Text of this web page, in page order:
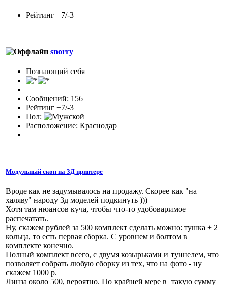
Рейтинг +7/-3
snorry
Познающий себя
Сообщений: 156
Рейтинг +7/-3
Пол:
Расположение: Краснодар
Модульный скоп на 3Д принтере
Вроде как не задумывалось на продажу. Скорее как "на
халяву" народу 3д моделей подкинуть )))
Хотя там нюансов куча, чтобы что-то удобоваримое
распечатать.
Ну, скажем рублей за 500 комплект сделать можно: тушка + 2
кольца, то есть первая сборка. С уровнем и болтом в
комплекте конечно.
Полный комплект всего, с двумя козырьками и туннелем, что
позволяет собрать любую сборку из тех, что на фото - ну
скажем 1000 р.
Линза около 500, вероятно. По крайней мере в такую сумму